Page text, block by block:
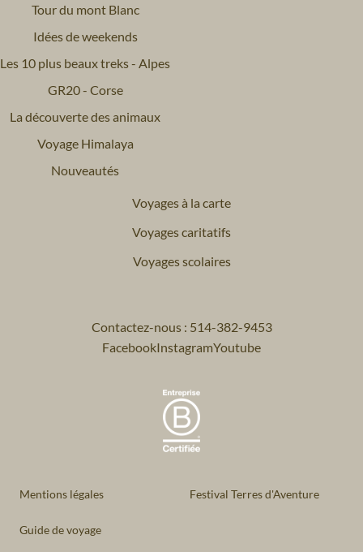
Tour du mont Blanc
Idées de weekends
Les 10 plus beaux treks - Alpes
GR20 - Corse
La découverte des animaux
Voyage Himalaya
Nouveautés
Voyages à la carte
Voyages caritatifs
Voyages scolaires
Contactez-nous : 514-382-9453
FacebookInstagramYoutube
Mentions légales Festival Terres d'Aventure
Guide de voyage